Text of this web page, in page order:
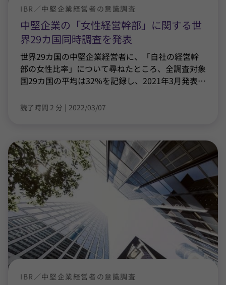
中堅企業の「女性経営幹部」に関する世
界29カ国同時調査を発表
IBR／中堅企業経営者の意識調査
世界29カ国の中堅企業経営者に、「自社の経営幹
部の女性比率」について尋ねたところ、全調査対象
国29カ国の平均は32%を記録し、2021年3月発表…
読了時間 2 分 | 2022/03/07
IBR／中堅企業経営者の意識調査